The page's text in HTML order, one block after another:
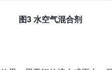
图3 水空气混合剂